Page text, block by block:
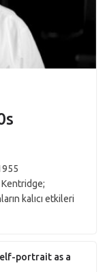
Kentridge;
kalıcı etkileri
portrait as a